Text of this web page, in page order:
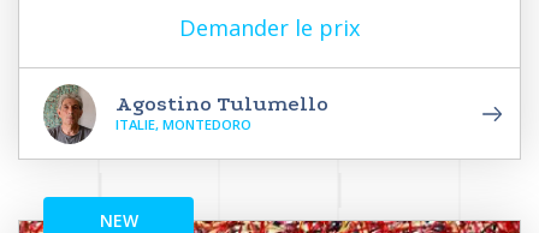
Demander le prix
Agostino Tulumello
ITALIE, MONTEDORO
NEW